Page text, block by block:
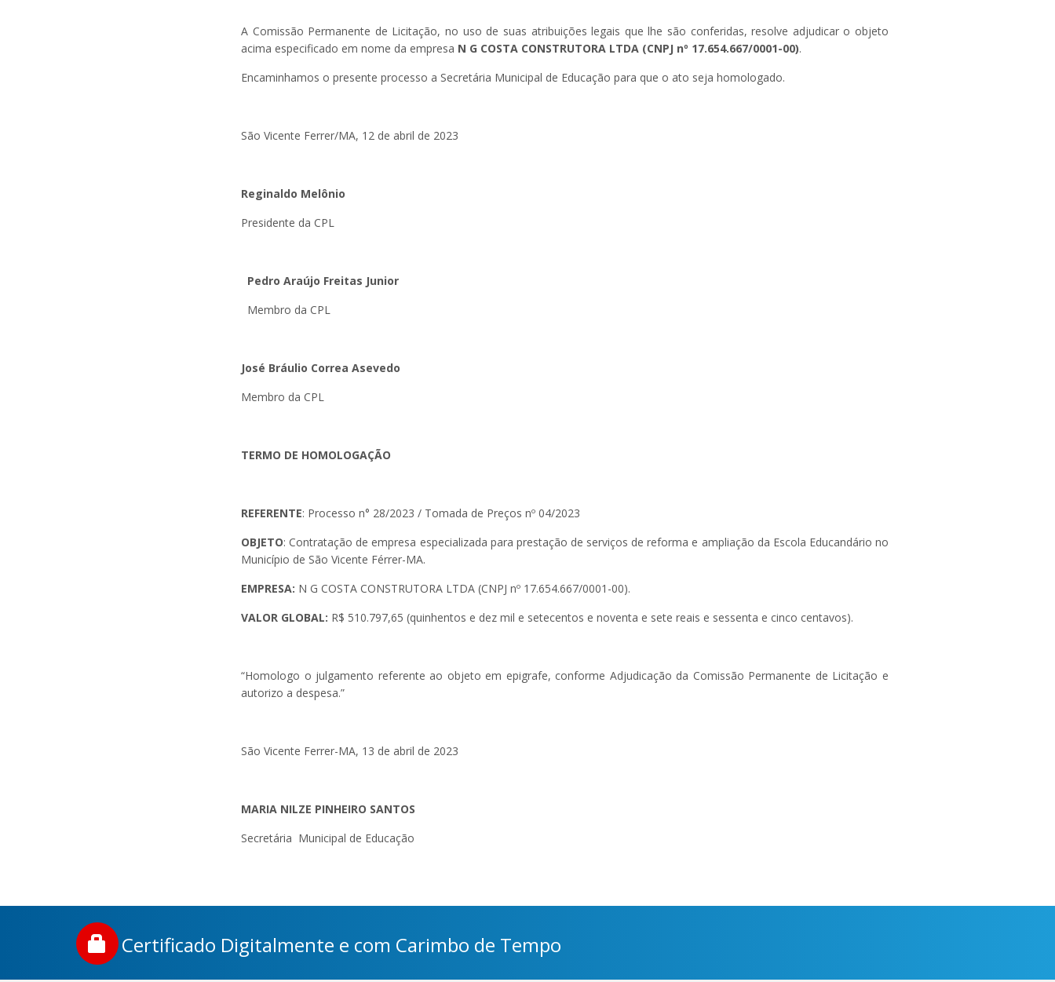
A Comissão Permanente de Licitação, no uso de suas atribuições legais que lhe são conferidas, resolve adjudicar o objeto
acima especificado em nome da empresa N G COSTA CONSTRUTORA LTDA (CNPJ nº 17.654.667/0001-00).
Encaminhamos o presente processo a Secretária Municipal de Educação para que o ato seja homologado.
São Vicente Ferrer/MA, 12 de abril de 2023
Reginaldo Melônio
Presidente da CPL
Pedro Araújo Freitas Junior
Membro da CPL
José Bráulio Correa Asevedo
Membro da CPL
TERMO DE HOMOLOGAÇÃO
REFERENTE: Processo n° 28/2023 / Tomada de Preços nº 04/2023
OBJETO: Contratação de empresa especializada para prestação de serviços de reforma e ampliação da Escola Educandário no
Município de São Vicente Férrer-MA.
EMPRESA: N G COSTA CONSTRUTORA LTDA (CNPJ nº 17.654.667/0001-00).
VALOR GLOBAL: R$ 510.797,65 (quinhentos e dez mil e setecentos e noventa e sete reais e sessenta e cinco centavos).
“Homologo o julgamento referente ao objeto em epigrafe, conforme Adjudicação da Comissão Permanente de Licitação e
autorizo a despesa.”
São Vicente Ferrer-MA, 13 de abril de 2023
MARIA NILZE PINHEIRO SANTOS
Secretária Municipal de Educação
Certificado Digitalmente e com Carimbo de Tempo